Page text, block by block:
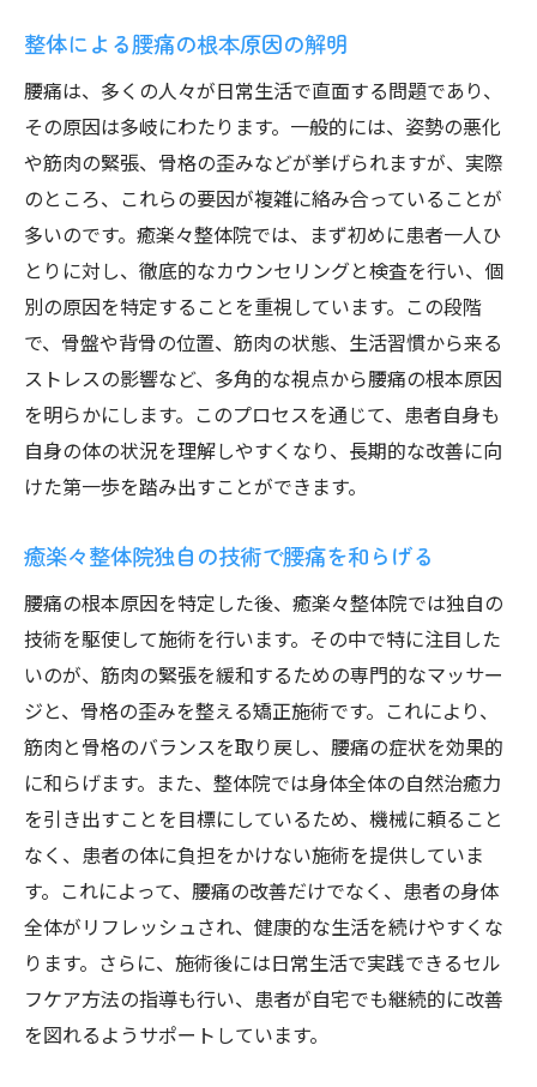
ズ
日常で取り入れられる簡単セルフマッサー
ジ
正しい姿勢がもたらす腰痛軽減効果
セルフケアで腰痛改善をサポートする方法
腰痛に効果的な生活習慣の見直しポイント
セルフケアで腰痛改善を持続するためのコ
ツ
腰痛改善で生活の質を劇的向上させる方法
腰痛改善がもたらす生活へのポジティブな
影響
ップ
生活の質を高める腰痛改善のメリット
腰痛改善で得られる健康と幸福感
日常生活で感じる腰痛改善の効果事例
腰痛改善がもたらす新たなライフスタイル
提案
癒楽々整体院が提案する腰痛軽減の新アプロー
チ
最新技術を取り入れた整体アプローチの紹
介
癒楽々整体院の新しい施術法の特色
整体における革新的な腰痛アプローチの成
果
整体による腰痛の根本原因の解明
腰痛は、多くの人々が日常生活で直面する問題であり、
その原因は多岐にわたります。一般的には、姿勢の悪化
や筋肉の緊張、骨格の歪みなどが挙げられますが、実際
のところ、これらの要因が複雑に絡み合っていることが
多いのです。癒楽々整体院では、まず初めに患者一人ひ
とりに対し、徹底的なカウンセリングと検査を行い、個
別の原因を特定することを重視しています。この段階
で、骨盤や背骨の位置、筋肉の状態、生活習慣から来る
ストレスの影響など、多角的な視点から腰痛の根本原因
を明らかにします。このプロセスを通じて、患者自身も
自身の体の状況を理解しやすくなり、長期的な改善に向
けた第一歩を踏み出すことができます。
癒楽々整体院独自の技術で腰痛を和らげる
腰痛の根本原因を特定した後、癒楽々整体院では独自の
技術を駆使して施術を行います。その中で特に注目した
いのが、筋肉の緊張を緩和するための専門的なマッサー
ジと、骨格の歪みを整える矯正施術です。これにより、
筋肉と骨格のバランスを取り戻し、腰痛の症状を効果的
に和らげます。また、整体院では身体全体の自然治癒力
を引き出すことを目標にしているため、機械に頼ること
なく、患者の体に負担をかけない施術を提供していま
す。これによって、腰痛の改善だけでなく、患者の身体
全体がリフレッシュされ、健康的な生活を続けやすくな
ります。さらに、施術後には日常生活で実践できるセル
フケア方法の指導も行い、患者が自宅でも継続的に改善
を図れるようサポートしています。